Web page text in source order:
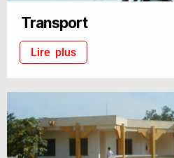
Transport
Lire plus